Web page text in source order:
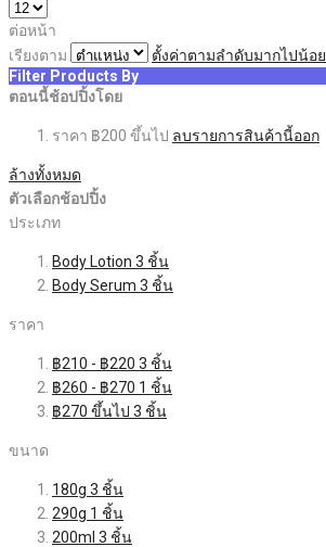
ต่อหน้า
เรียงตาม
ตั้งค่าตามลำดับมากไปน้อย
Filter Products By
ตอนนี้ช้อปปิ้งโดย
ราคา ฿200 ขึ้นไป ลบรายการสินค้านี้ออก
ล้างทั้งหมด
ตัวเลือกช้อปปิ้ง
ประเภท
Body Lotion 3 ชิ้น
Body Serum 3 ชิ้น
ราคา
฿210 - ฿220 3 ชิ้น
฿260 - ฿270 1 ชิ้น
฿270 ขึ้นไป 3 ชิ้น
ขนาด
180g 3 ชิ้น
290g 1 ชิ้น
200ml 3 ชิ้น